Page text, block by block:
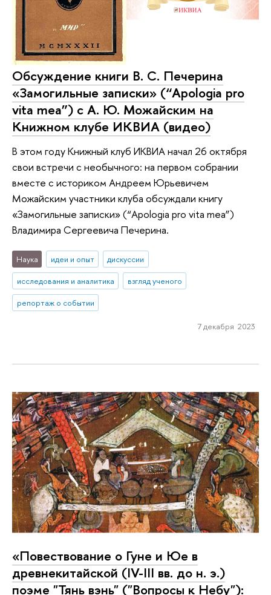
Обсуждение книги В. С. Печерина
«Замогильные записки» (“Apologia pro
vita mea”) с А. Ю. Можайским на
Книжном клубе ИКВИА (видео)
В этом году Книжный клуб ИКВИА начал 26 октября
свои встречи с необычного: на первом собрании
вместе с историком Андреем Юрьевичем
Можайским участники клуба обсуждали книгу
«Замогильные записки» (“Apologia pro vita mea”)
Владимира Сергеевича Печерина.
Наука идеи и опыт
дискуссии
исследования и аналитика
взгляд ученого
репортаж о событии
7 декабря 2023
«Повествование о Гуне и Юе в
древнекитайской (IV-III вв. до н. э.)
поэме "Тянь вэнь" ("Вопросы к Небу"):